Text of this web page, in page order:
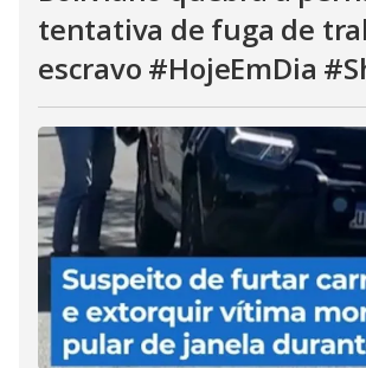
tentativa de fuga de
escravo #HojeEmDia